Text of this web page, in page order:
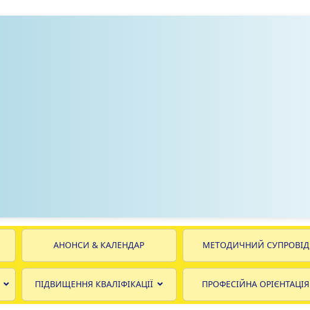
АНОНСИ & КАЛЕНДАР МЕТОДИЧНИЙ СУПРОВІД
ПІДВИЩЕННЯ КВАЛІФІКАЦІЇ ПРОФЕСІЙНА ОРІЄНТАЦІЯ